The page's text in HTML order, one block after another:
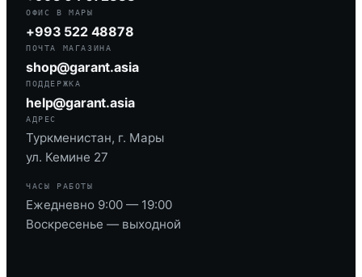
ОФИС В МАРЫ
+993 522 48878
ПОЧТА МАГАЗИНА
shop@garant.asia
ПОДДЕРЖКА
help@garant.asia
АДРЕС
Туркменистан, г. Мары
ул. Кемине 27
ЧАСЫ РАБОТЫ
Ежедневно 9:00 — 19:00
Воскресенье — выходной